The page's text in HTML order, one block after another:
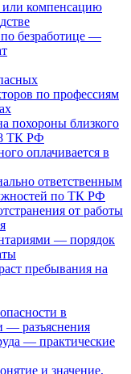
или компенсацию
безработице —
по профессиям
похороны близкого
ТК РФ
оплачивается в
ответственным
по ТК РФ
от работы
— порядок
пребывания на
в
— разъяснения
— практические
и значение,